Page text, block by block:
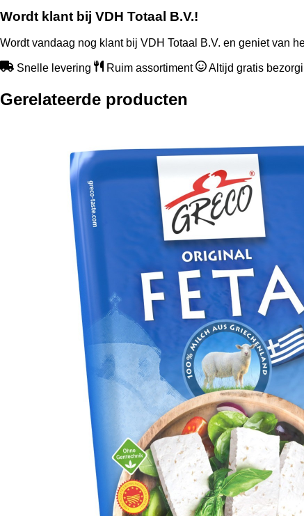
Wordt klant bij VDH Totaal B.V.!
Wordt vandaag nog klant bij VDH Totaal B.V. en geniet van
Snelle levering Ruim assortiment Altijd gratis
Gerelateerde producten